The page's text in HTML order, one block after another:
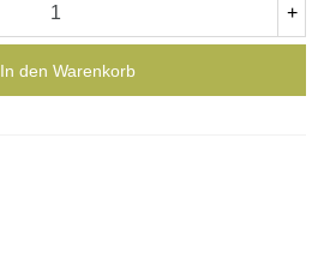
+
In den Warenkorb